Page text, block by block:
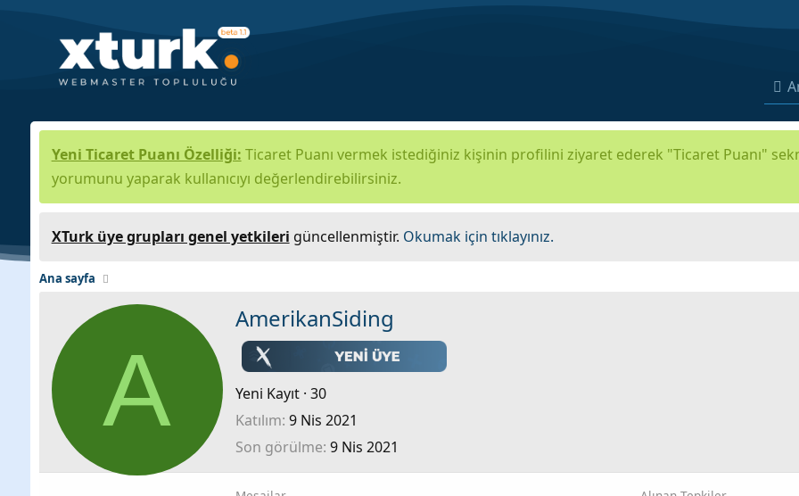
Yeni Ticaret Puanı Özelliği: Ticaret Puanı vermek istediğiniz kişinin profilini ziyaret ederek "Ticaret Puanı"
yorumunu yaparak kullanıcıyı değerlendirebilirsiniz.
XTurk üye grupları genel yetkileri güncellenmiştir. Okumak için tıklayınız.
Ana sayfa
A
AmerikanSiding
Yeni Kayıt · 30
Katılım 9 Nis 2021
Son görülme 9 Nis 2021